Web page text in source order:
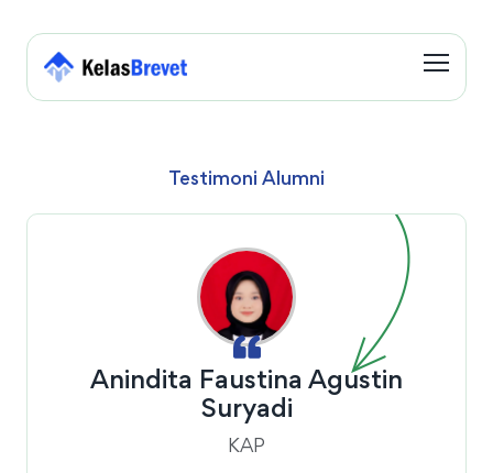
Testimoni Alumni
Anindita Faustina Agustin
Suryadi
KAP